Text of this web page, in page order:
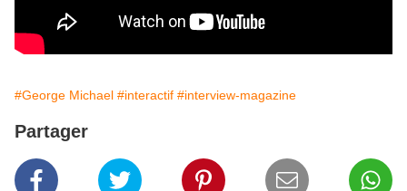
#George Michael #interactif #interview-magazine
Partager